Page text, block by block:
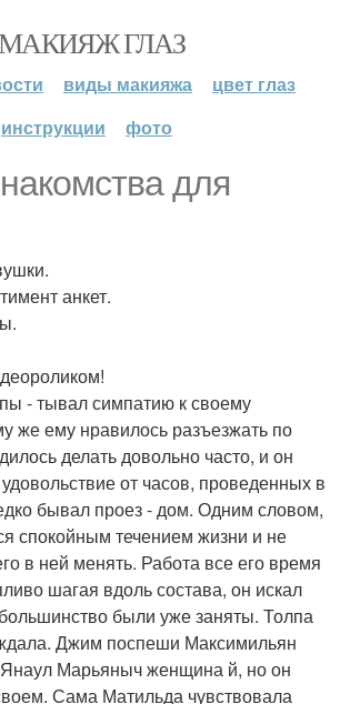
ГЛАЗ
виды макияжа
цвет глаз
инструкции
фото
для
анкет.
- тывал симпатию к своему
же ему нравилось разъезжать по
делать довольно часто, и он
от часов, проведенных в
бывал проез - дом. Одним словом,
спокойным течением жизни и не
в ней менять. Работа все его время
шагая вдоль состава, он искал
были уже заняты. Толпа
Джим поспеши Максимильян
Марьяныч женщина й, но он
Сама Матильда чувствовала